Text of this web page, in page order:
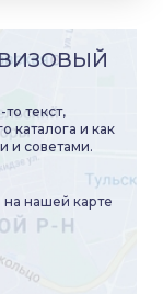
текст,
каталога и как
и советами.
на нашей карте